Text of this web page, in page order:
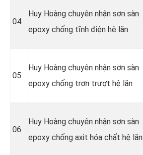
04
Huy Hoàng chuyên nhận sơn sàn
epoxy chống tĩnh điện hệ lăn
05
Huy Hoàng chuyên nhận sơn sàn
epoxy chống trơn trượt hệ lăn
06
Huy Hoàng chuyên nhận sơn sàn
epoxy chống axit hóa chất hệ lăn